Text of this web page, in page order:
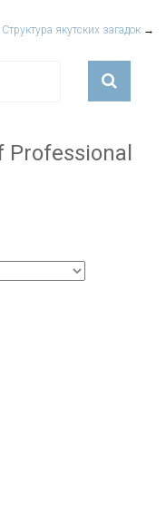
Структура якутских загадок →